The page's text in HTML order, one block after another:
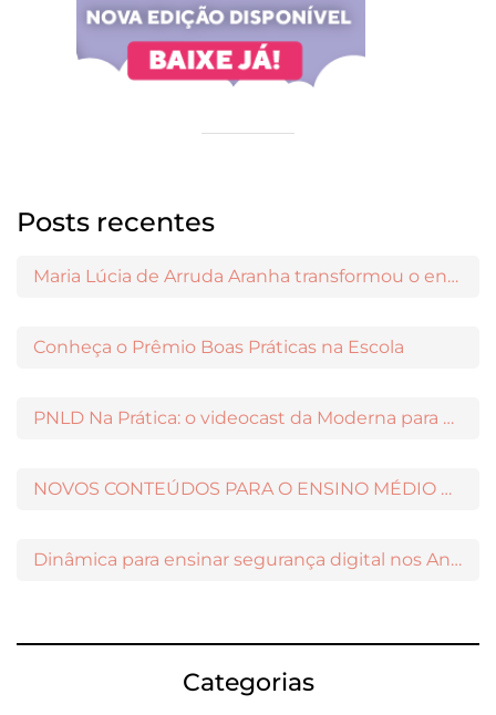
Posts recentes
Maria Lúcia de Arruda Aranha transformou o ensino de Filosofia no Brasil
Conheça o Prêmio Boas Práticas na Escola
PNLD Na Prática: o videocast da Moderna para apoiar a escolha das obras aprovadas
NOVOS CONTEÚDOS PARA O ENSINO MÉDIO DISPONÍVEIS NO MODERNAMIGOS
Dinâmica para ensinar segurança digital nos Anos Iniciais
Categorias